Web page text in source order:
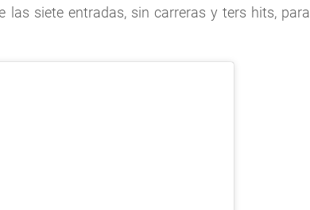
las siete entradas, sin carreras y ters hits, para